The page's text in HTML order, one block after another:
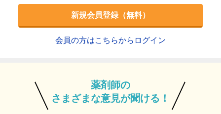
新規会員登録（無料）
会員の方はこちらからログイン
薬剤師の
さまざまな意見が聞ける！